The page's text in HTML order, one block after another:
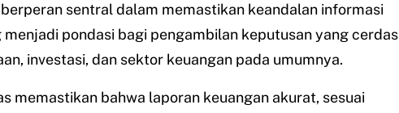
sentral dalam memastikan keandalan informasi
menjadi pondasi bagi pengambilan keputusan yang cerdas
investasi, dan sektor keuangan pada umumnya.
memastikan bahwa laporan keuangan akurat, sesuai